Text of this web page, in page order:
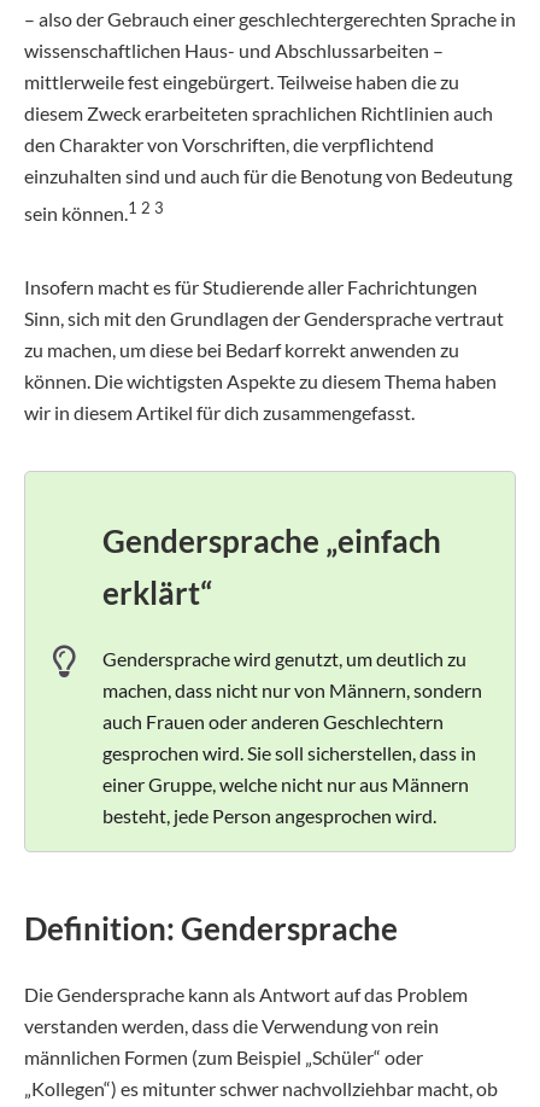
– also der Gebrauch einer geschlechtergerechten Sprache in
wissenschaftlichen Haus- und Abschlussarbeiten –
mittlerweile fest eingebürgert. Teilweise haben die zu
diesem Zweck erarbeiteten sprachlichen Richtlinien auch
den Charakter von Vorschriften, die verpflichtend
einzuhalten sind und auch für die Benotung von Bedeutung
sein können.1 2 3
Insofern macht es für Studierende aller Fachrichtungen
Sinn, sich mit den Grundlagen der Gendersprache vertraut
zu machen, um diese bei Bedarf korrekt anwenden zu
können. Die wichtigsten Aspekte zu diesem Thema haben
wir in diesem Artikel für dich zusammengefasst.
Gendersprache „einfach
erklärt“
Gendersprache wird genutzt, um deutlich zu
machen, dass nicht nur von Männern, sondern
auch Frauen oder anderen Geschlechtern
gesprochen wird. Sie soll sicherstellen, dass in
einer Gruppe, welche nicht nur aus Männern
besteht, jede Person angesprochen wird.
Definition: Gendersprache
Die Gendersprache kann als Antwort auf das Problem
verstanden werden, dass die Verwendung von rein
männlichen Formen (zum Beispiel „Schüler“ oder
„Kollegen“) es mitunter schwer nachvollziehbar macht, ob